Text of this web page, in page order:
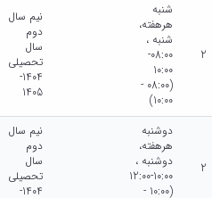
2
شنبه
هرهفته،
شنبه ،
08:00-
10:00
(08:00 -
10:00)
نیم سال
دوم
سال
تحصیلی
1404-
1405
2
دوشنبه
هرهفته،
دوشنبه ،
10:00-12:00
(10:00 -
نیم سال
دوم
سال
تحصیلی
1404-